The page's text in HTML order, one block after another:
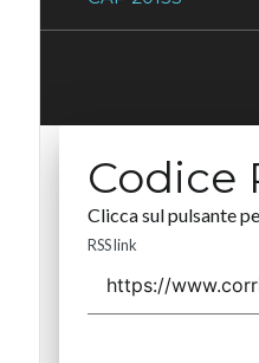
Codice
Clicca sul pulsante
RSS link